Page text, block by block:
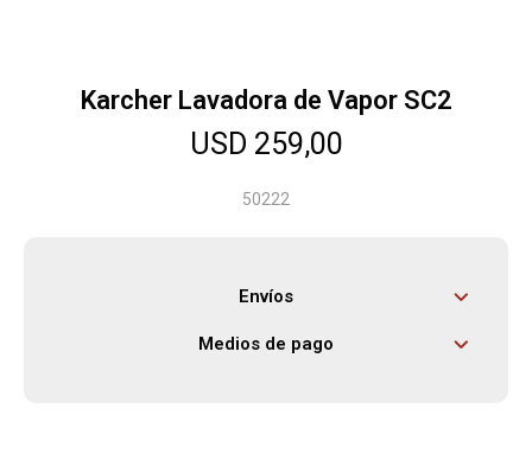
Karcher Lavadora de Vapor SC2
USD 259,00
50222
Envíos
Medios de pago
Herramientas